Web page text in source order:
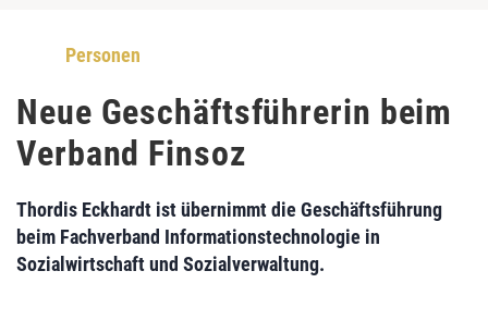
Personen
Neue Geschäftsführerin beim
Verband Finsoz
Thordis Eckhardt ist übernimmt die Geschäftsführung
beim Fachverband Informationstechnologie in
Sozialwirtschaft und Sozialverwaltung.